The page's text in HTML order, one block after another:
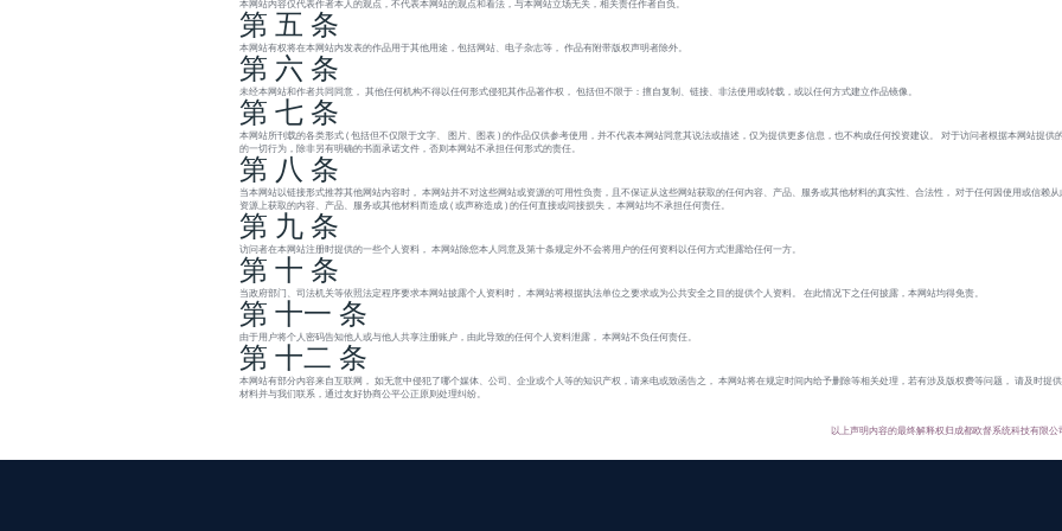
本网站内容仅代表作者本人的观点，不代表本网站的观点和看法，与本网站立场无关，相关责任作者自负。
第 五 条
本网站有权将在本网站内发表的作品用于其他用途，包括网站、电子杂志等， 作品有附带版权声明者除外。
第 六 条
未经本网站和作者共同同意， 其他任何机构不得以任何形式侵犯其作品著作权， 包括但不限于：擅自复制、链接、非法使用或转载，或以任何方式建立作品镜像。
第 七 条
本网站所刊载的各类形式 ( 包括但不仅限于文字、 图片、图表 ) 的作品仅供参考使用，并不代表本网站同意其说法或描述，仅为提供更多信息，也不构成任何投资建议。 对于访问者根据本网站提供
的一切行为，除非另有明确的书面承诺文件，否则本网站不承担任何形式的责任。
第 八 条
当本网站以链接形式推荐其他网站内容时， 本网站并不对这些网站或资源的可用性负责，且不保证从这些网站获取的任何内容、产品、服务或其他材料的真实性、合法性， 对于任何因使用或信赖从
资源上获取的内容、产品、服务或其他材料而造成 ( 或声称造成 ) 的任何直接或间接损失， 本网站均不承担任何责任。
第 九 条
访问者在本网站注册时提供的一些个人资料， 本网站除您本人同意及第十条规定外不会将用户的任何资料以任何方式泄露给任何一方。
第 十 条
当政府部门、司法机关等依照法定程序要求本网站披露个人资料时， 本网站将根据执法单位之要求或为公共安全之目的提供个人资料。 在此情况下之任何披露，本网站均得免责。
第 十一 条
由于用户将个人密码告知他人或与他人共享注册账户，由此导致的任何个人资料泄露， 本网站不负任何责任。
第 十二 条
本网站有部分内容来自互联网， 如无意中侵犯了哪个媒体、公司、企业或个人等的知识产权，请来电或致函告之， 本网站将在规定时间内给予删除等相关处理，若有涉及版权费等问题， 请及时提
材料并与我们联系，通过友好协商公平公正原则处理纠纷。
以上声明内容的最终解释权归成都欧督系统科技有限公